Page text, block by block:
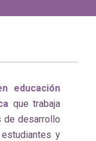
educación
que trabaja
de desarrollo
y